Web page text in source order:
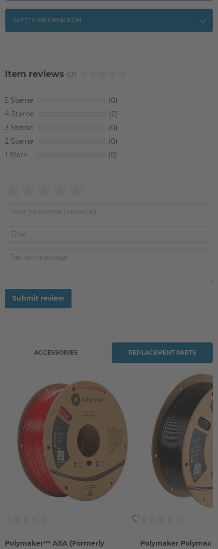
SAFETY INFORMATION
Item reviews (0)
5
0
4
0
3
0
2
0
1
0
Submit review
ACCESSORIES REPLACEMENT PARTS
Polymaker™ ASA (Formerly
Polymaker Polymax